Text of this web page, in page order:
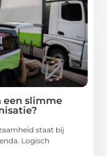
een slimme
staat bij
Logisch